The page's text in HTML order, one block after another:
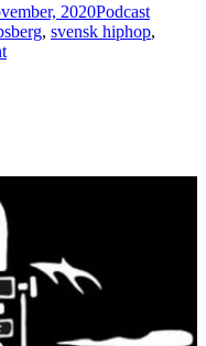
2020Podcast
, svensk hiphop,
on